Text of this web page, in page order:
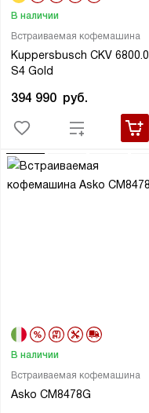
Встраиваемая кофемашина
Kuppersbusch CKV 6800.0
S4 Gold
В наличии
394 990 руб.
Встраиваемая кофемашина
Asko CM8478G
В наличии